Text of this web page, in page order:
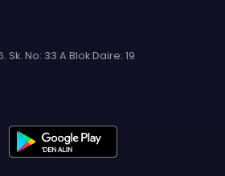
No: 33 A Blok Daire: 19